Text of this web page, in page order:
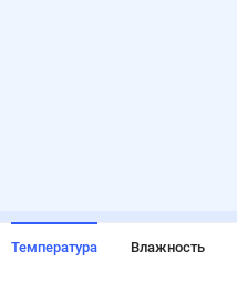
Температура Влажность